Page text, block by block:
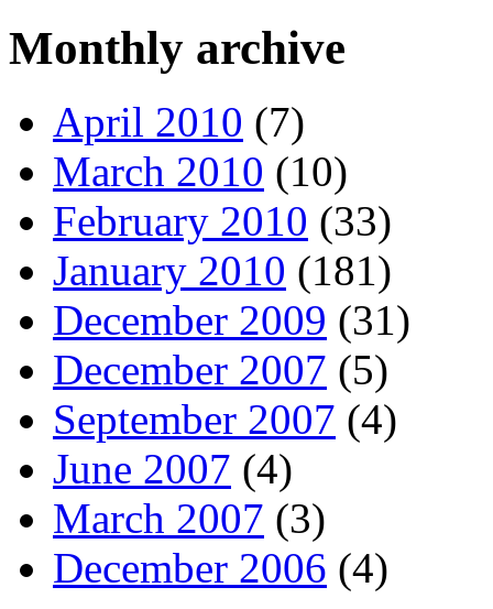
Monthly archive
April 2010 (7)
March 2010 (10)
February 2010 (33)
January 2010 (181)
December 2009 (31)
December 2007 (5)
September 2007 (4)
June 2007 (4)
March 2007 (3)
December 2006 (4)